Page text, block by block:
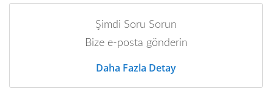
Şimdi Soru Sorun
Bize e-posta gönderin
Daha Fazla Detay